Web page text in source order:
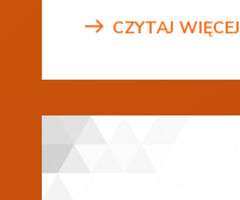
CZYTAJ WIĘCEJ